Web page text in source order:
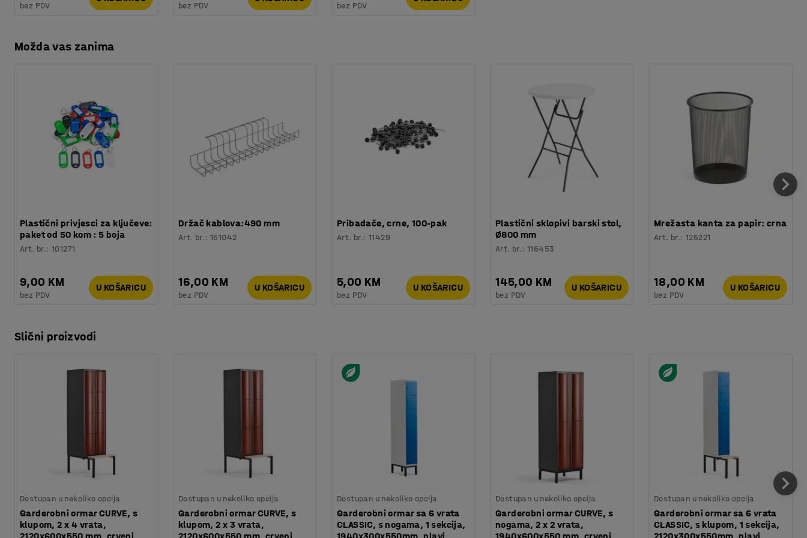
Testirano
EN 16121:2023
bez PDV bez PDV bez PDV
Možda vas zanima
Plastični privjesci za ključeve:
paket od 50 kom : 5 boja
Art. br.:101271
9,00 KM
bez PDV
U KOŠARICU
Držač kablova:490 mm
Art. br.:151042
16,00 KM
bez PDV
U KOŠARICU
Pribadače, crne, 100-pak
Art. br.:11429
5,00 KM
bez PDV
U KOŠARICU
Plastični sklopivi barski stol,
Ø800 mm
Art. br.:116453
145,00 KM
bez PDV
U KOŠARICU
Mrežasta kanta za papir: crna
Art. br.:125221
18,00 KM
bez PDV
U KOŠARICU
Slični proizvodi
Dostupan u nekoliko opcija
Garderobni ormar CURVE, s
klupom, 2 x 4 vrata,
2120x600x550 mm, crveni
Dostupan u nekoliko opcija
Garderobni ormar CURVE, s
klupom, 2 x 3 vrata,
2120x600x550 mm, crveni
Dostupan u nekoliko opcija
Garderobni ormar sa 6 vrata
CLASSIC, s nogama, 1 sekcija,
1940x300x550mm, plavi
Dostupan u nekoliko opcija
Garderobni ormar CURVE, s
nogama, 2 x 2 vrata,
1940x600x550 mm, crveni
Dostupan u nekoliko opcija
Garderobni ormar sa 6 vrata
CLASSIC, s klupom, 1 sekcija,
2120x300x550mm, plavi